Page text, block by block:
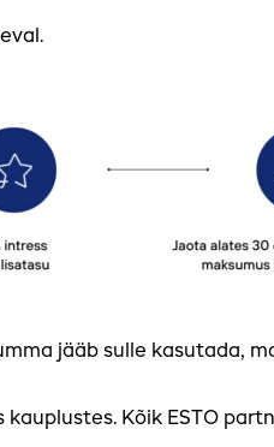
jääb sulle kasutada,
kauplustes. Kõik ESTO